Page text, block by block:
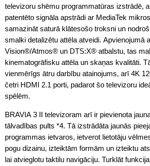
televizoru shēmu programmatūras izstrādē,
patentēto signāla apstrādi ar MediaTek
samazināt saturā klātesošo troksni un
smalki detalizētu attēla atveidi. Apvienojumā
Vision®/Atmos® un DTS:X® atbalstu, tas
kinematogrāfisku attēla un skaņas kvalitāti.
vienmērīgs ātru darbību atainojums, arī 4K
četri HDMI 2.1 porti, padarot šo televizoru
spēlēm.
BRAVIA 3 II televizoram arī ir pievienota
tālvadības pults *4. Tā izstrādāta jaunās
programmas ietvaros, ietverot lietotāju
pogu dizainu, izteiktām formām un izteiktu
lai atvieglotu taktilu navigāciju. Turklāt